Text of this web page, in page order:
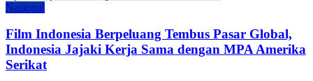
Nasional
Film Indonesia Berpeluang Tembus Pasar Global,
Indonesia Jajaki Kerja Sama dengan MPA Amerika
Serikat